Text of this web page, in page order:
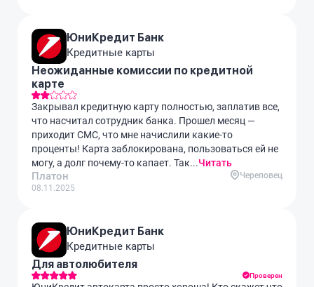
ЮниКредит Банк
Кредитные карты
Неожиданные комиссии по кредитной
карте
Закрывал кредитную карту полностью, заплатив все,
что насчитал сотрудник банка. Прошел месяц —
приходит СМС, что мне начислили какие-то
проценты! Карта заблокирована, пользоваться ей не
могу, а долг почему-то капает. Так...Читать
Платон
08.11.2025
Череповец
ЮниКредит Банк
Кредитные карты
Для автолюбителя
Проверен